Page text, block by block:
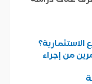
من إجراء